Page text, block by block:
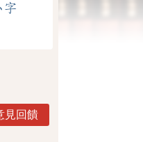
字
見回饋